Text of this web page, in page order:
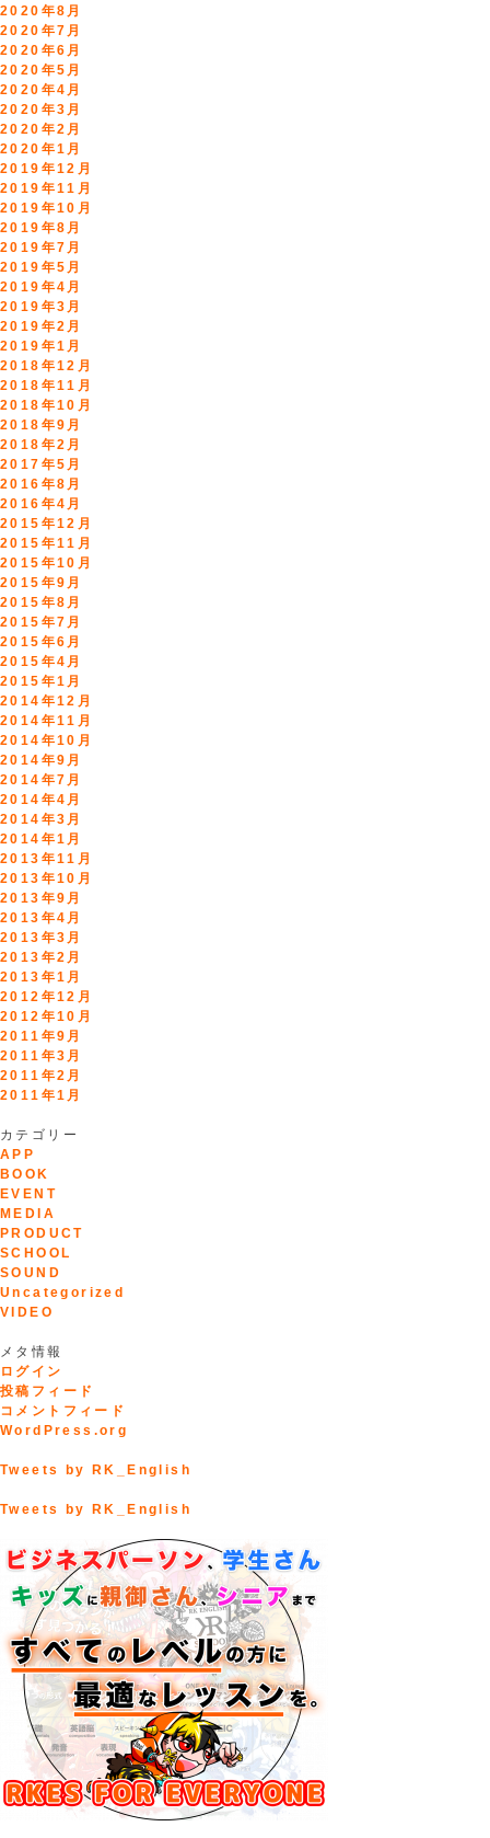
2020年8月
2020年7月
2020年6月
2020年5月
2020年4月
2020年3月
2020年2月
2020年1月
2019年12月
2019年11月
2019年10月
2019年8月
2019年7月
2019年5月
2019年4月
2019年3月
2019年2月
2019年1月
2018年12月
2018年11月
2018年10月
2018年9月
2018年2月
2017年5月
2016年8月
2016年4月
2015年12月
2015年11月
2015年10月
2015年9月
2015年8月
2015年7月
2015年6月
2015年4月
2015年1月
2014年12月
2014年11月
2014年10月
2014年9月
2014年7月
2014年4月
2014年3月
2014年1月
2013年11月
2013年10月
2013年9月
2013年4月
2013年3月
2013年2月
2013年1月
2012年12月
2012年10月
2011年9月
2011年3月
2011年2月
2011年1月
カテゴリー
APP
BOOK
EVENT
MEDIA
PRODUCT
SCHOOL
SOUND
Uncategorized
VIDEO
メタ情報
ログイン
投稿フィード
コメントフィード
WordPress.org
Tweets by RK_English
Tweets by RK_English